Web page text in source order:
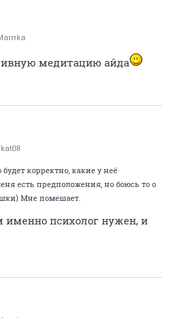
медитацию айда
корректно, какие у неё
есть предположения, но боюсь то о
Мне помешает.
именно психолог нужен, и